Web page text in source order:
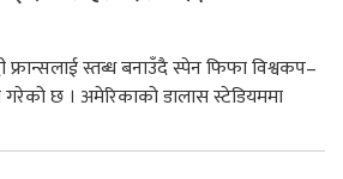
फ्रान्सलाई स्तब्ध बनाउँदै स्पेन फिफा विश्वकप–
छ । अमेरिकाको डालास स्टेडियममा